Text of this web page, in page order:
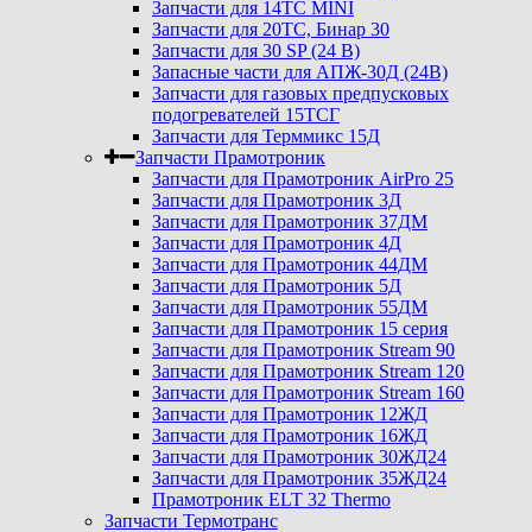
Запчасти для 14ТС MINI
Запчасти для 20ТС, Бинар 30
Запчасти для 30 SP (24 В)
Запасные части для АПЖ-30Д (24В)
Запчасти для газовых предпусковых
подогревателей 15ТСГ
Запчасти для Терммикс 15Д
Запчасти Прамотроник
Запчасти для Прамотроник AirPro 25
Запчасти для Прамотроник 3Д
Запчасти для Прамотроник 37ДМ
Запчасти для Прамотроник 4Д
Запчасти для Прамотроник 44ДМ
Запчасти для Прамотроник 5Д
Запчасти для Прамотроник 55ДМ
Запчасти для Прамотроник 15 серия
Запчасти для Прамотроник Stream 90
Запчасти для Прамотроник Stream 120
Запчасти для Прамотроник Stream 160
Запчасти для Прамотроник 12ЖД
Запчасти для Прамотроник 16ЖД
Запчасти для Прамотроник 30ЖД24
Запчасти для Прамотроник 35ЖД24
Прамотроник ELT 32 Thermo
Запчасти Термотранс